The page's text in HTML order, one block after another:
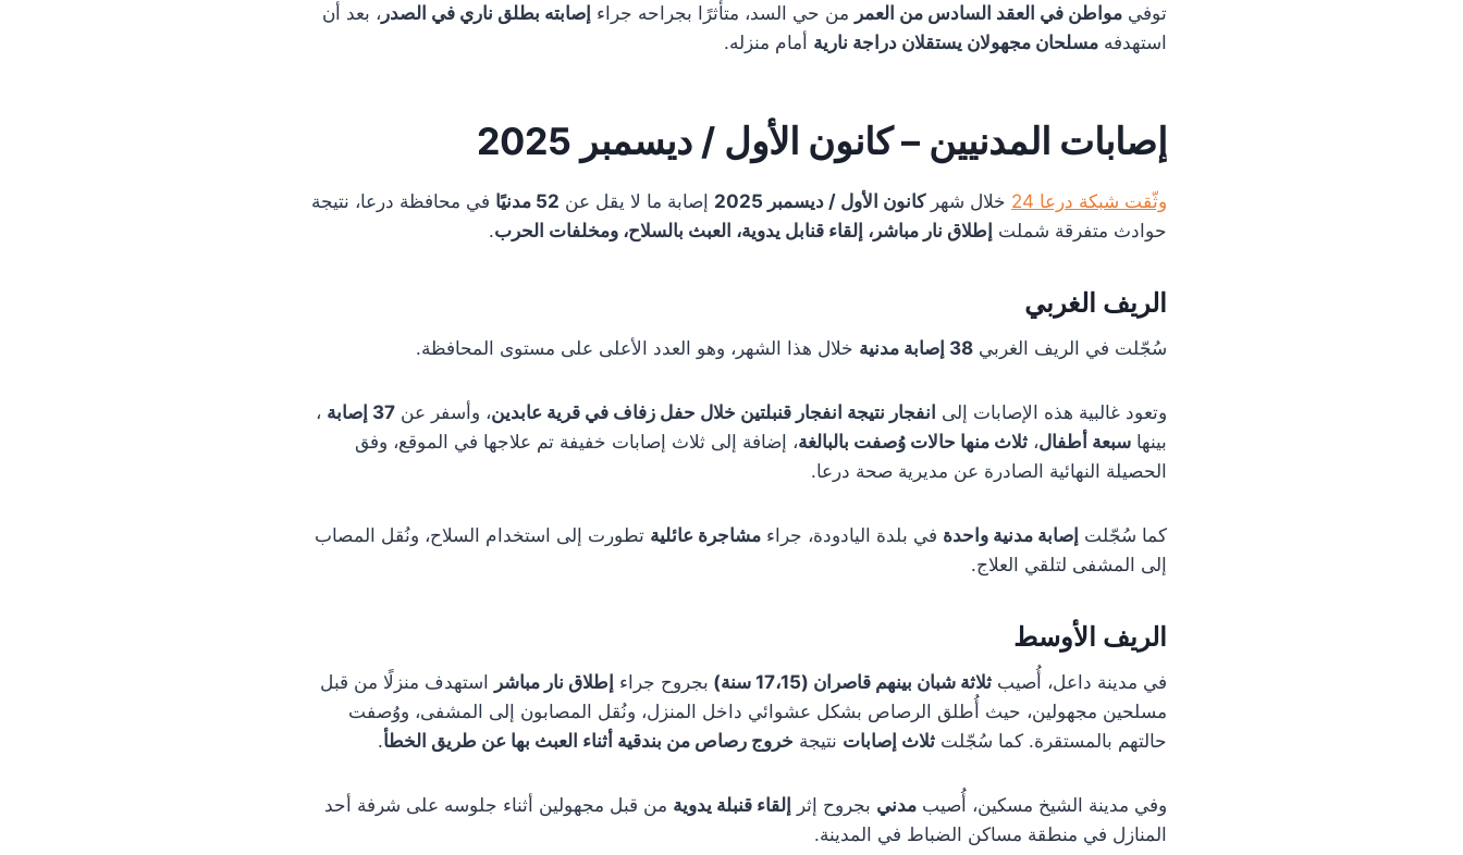
توفي مواطن في العقد السادس من العمر من حي السد، متأثرًا بجراحه جراء إصابته بطلق ناري في الصدر ، بعد أن
استهدفه مسلحان مجهولان يستقلان دراجة نارية أمام منزله.
إصابات المدنيين – كانون الأول / ديسمبر 2025
وثّقت شبكة درعا 24 خلال شهركانون الأول / ديسمبر 2025 إصابة ما لا يقل عن 52 مدنيًا
في محافظة درعا، نتيجة
حوادث متفرقة شملت إطلاق نار مباشر، إلقاء قنابل يدوية، العبث بالسلاح، ومخلفات الحرب.
الريف الغربي
سُجّلت في الريف الغربي 38 إصابة مدنية خلال هذا الشهر، وهو العدد الأعلى على مستوى المحافظة.
وتعود غالبية هذه الإصابات إلى انفجار نتيجة انفجار قنبلتين خلال حفل زفاف في قرية عابدين، وأسفر عن 37 إصابة
،
بينها سبعة أطفال، ثلاث منها حالات وُصفت بالبالغة، إضافة إلى ثلاث إصابات خفيفة تم علاجها في الموقع، وفق
الحصيلة النهائية الصادرة عن مديرية صحة درعا.
كما سُجّلت إصابة مدنية واحدة في بلدة اليادودة، جراء مشاجرة عائلية تطورت إلى استخدام السلاح، ونُقل المصاب
إلى المشفى لتلقي العلاج.
الريف الأوسط
في مدينة داعل، أُصيب ثلاثة شبان بينهم قاصران (17،15 سنة) بجروح جراء إطلاق نار مباشر استهدف منزلًا من قبل
مسلحين مجهولين، حيث أُطلق الرصاص بشكل عشوائي داخل المنزل، ونُقل المصابون إلى المشفى، ووُصفت
حالتهم بالمستقرة. كما سُجّلت ثلاث إصابات نتيجة خروج رصاص من بندقية أثناء العبث بها عن طريق الخطأ.
وفي مدينة الشيخ مسكين، أُصيب مدني بجروح إثر إلقاء قنبلة يدوية من قبل مجهولين أثناء جلوسه على شرفة أحد
المنازل في منطقة مساكن الضباط في المدينة.